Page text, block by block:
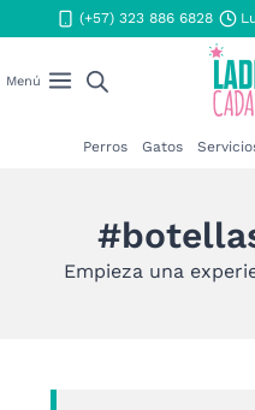
al
(+57) 323 886 6828
Menú
Perros Gatos
Empieza una